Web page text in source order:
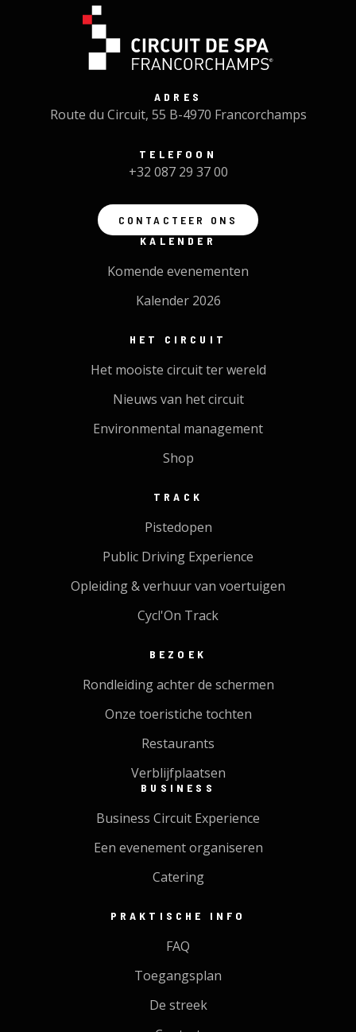
ADRES
Route du Circuit, 55 B-4970 Francorchamps
TELEFOON
+32 087 29 37 00
CONTACTEER ONS
KALENDER
Komende evenementen
Kalender 2026
HET CIRCUIT
Het mooiste circuit ter wereld
Nieuws van het circuit
Environmental management
Shop
TRACK
Pistedopen
Public Driving Experience
Opleiding & verhuur van voertuigen
Cycl'On Track
BEZOEK
Rondleiding achter de schermen
Onze toeristiche tochten
Restaurants
Verblijfplaatsen
BUSINESS
Business Circuit Experience
Een evenement organiseren
Catering
PRAKTISCHE INFO
FAQ
Toegangsplan
De streek